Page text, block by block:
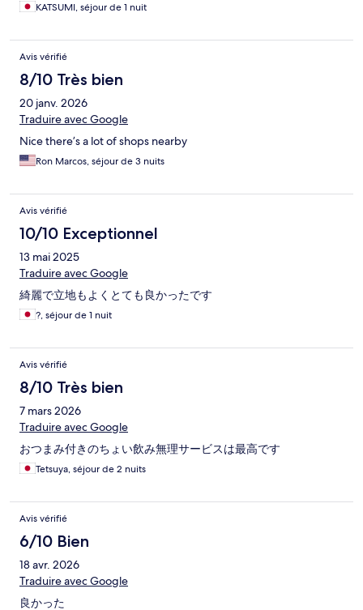
KATSUMI, séjour de 1 nuit
Avis vérifié
8/10 Très bien
20 janv. 2026
Traduire avec Google
Nice there’s a lot of shops nearby
Ron Marcos, séjour de 3 nuits
Avis vérifié
10/10 Exceptionnel
13 mai 2025
Traduire avec Google
綺麗で立地もよくとても良かったです
?, séjour de 1 nuit
Avis vérifié
8/10 Très bien
7 mars 2026
Traduire avec Google
おつまみ付きのちょい飲み無理サービスは最高です
Tetsuya, séjour de 2 nuits
Avis vérifié
6/10 Bien
18 avr. 2026
Traduire avec Google
良かった